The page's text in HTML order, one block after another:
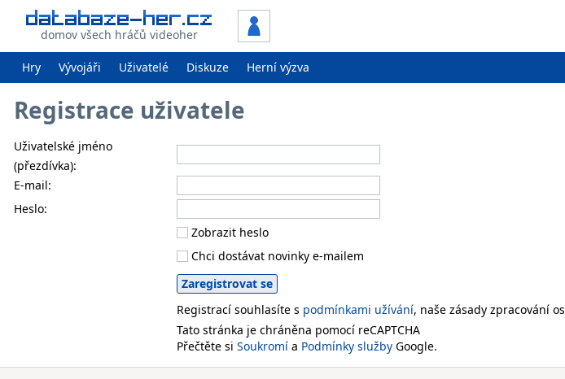
domov všech hráčů videoher
Hry Vývojáři Uživatelé Diskuze Herní výzva
Registrace uživatele
Uživatelské jméno
(přezdívka):
E-mail:
Heslo:
Zobrazit heslo
Chci dostávat novinky e-mailem
Registrací souhlasíte s podmínkami užívání, naše zásady zpracování
Tato stránka je chráněna pomocí reCAPTCHA
Přečtěte si Soukromí a Podmínky služby Google.